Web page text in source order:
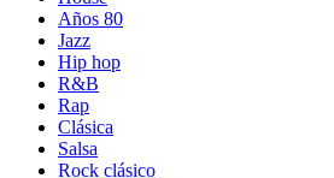
Años 80
Jazz
Hip hop
R&B
Rap
Clásica
Salsa
Rock clásico